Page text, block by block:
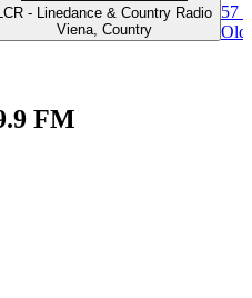
LCR - Linedance & Country Radio
Viena, Country
57
FM